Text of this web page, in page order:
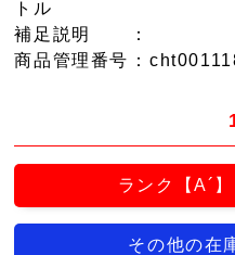
トル
補足説明
：
商品管理番号 ：
ランク【A´
その他の在